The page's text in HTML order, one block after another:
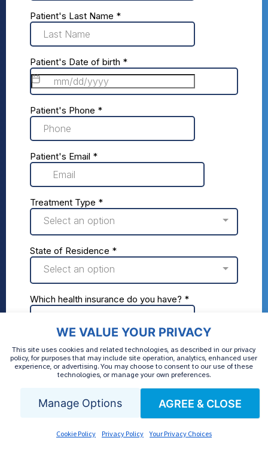
WE VALUE YOUR PRIVACY
This site uses cookies and related technologies, as described in our privacy
policy, for purposes that may include site operation, analytics, enhanced user
experience, or advertising. You may choose to consent to our use of these
technologies, or manage your own preferences.
Manage Options AGREE & CLOSE
Cookie Policy Privacy Policy Your Privacy Choices